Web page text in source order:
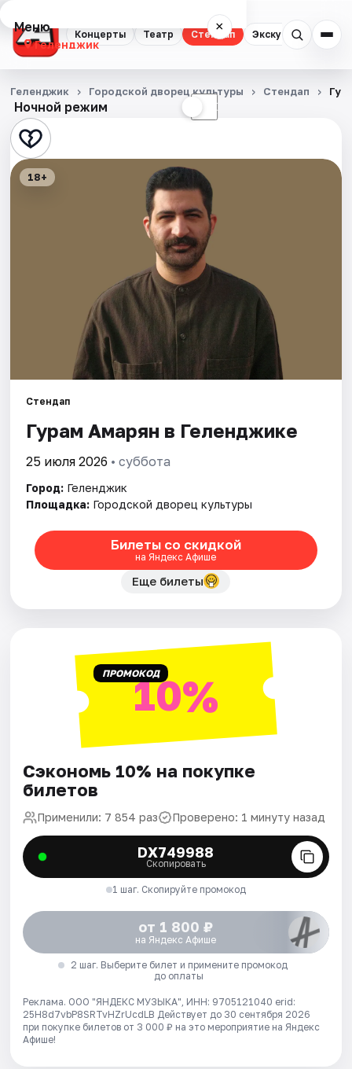
Концерты Театр Стендап Экскурсии
Меню ×
Геленджик
Концерты
Театр
Стендап
Ночной режим ☾
Геленджик Городской дворец культуры Стендап
18+
Стендап
Гурам Амарян в Геленджике
25 июля 2026 • суббота
Город: Геленджик
Площадка: Городской дворец культуры
Билеты со скидкой
на Яндекс Афише
Еще билеты
ПРОМОКОД10%
Сэкономь 10% на покупке
билетов
Применили: 7 854 раз Проверено: 1 минуту назад
DX749988
Скопировать
1 шаг. Скопируйте промокод
от 1 800 ₽
на Яндекс Афише
2 шаг. Выберите билет и примените промокод
до оплаты
Реклама. ООО "ЯНДЕКС МУЗЫКА", ИНН: 9705121040 erid:
25H8d7vbP8SRTvHZrUcdLB Действует до 30 сентября 2026
при покупке билетов от 3 000 ₽ на это мероприятие на Яндекс
Афише!